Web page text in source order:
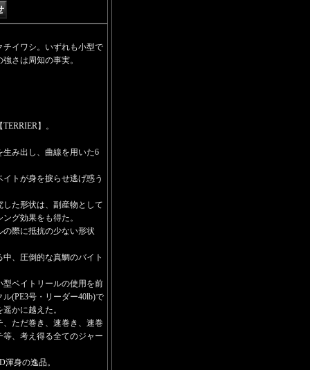
チイワシ。いずれも小型で
さは周知の事実。
】。
み出し、曲線を用いた6
トが身を捩らせ逃げ惑う
た形状は、副産物として
グ効果をも得た。
の際に抵抗の少ない形状
、圧倒的な真鯛のバイト
型ベイトリールの使用を前
(PE3号・リーダー40lb)で
かに越えた。
ただ巻き、速巻き、速巻
、考え得る全てのジャー
渾身の逸品。